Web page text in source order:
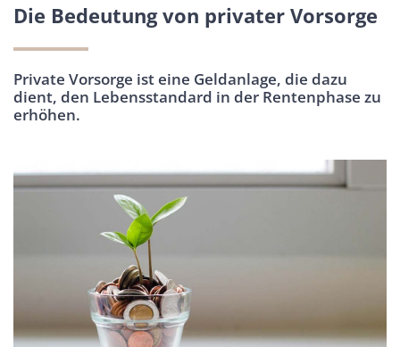
Die Bedeutung von privater Vorsorge
Private Vorsorge ist eine Geldanlage, die dazu
dient, den Lebensstandard in der Rentenphase zu
erhöhen.